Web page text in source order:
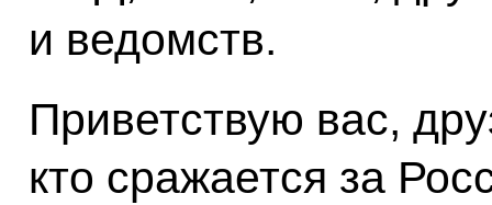
и ведомств.
Приветствую вас,
кто сражается за